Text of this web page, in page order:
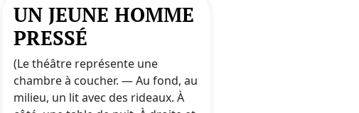
UN JEUNE HOMME
PRESSÉ
(Le théâtre représente une
chambre à coucher. — Au fond, au
milieu, un lit avec des rideaux. À